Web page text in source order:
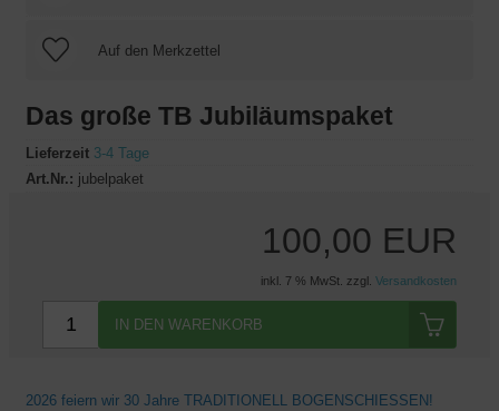
Das große TB Jubiläumspaket
Lieferzeit 3-4 Tage
Art.Nr.: jubelpaket
100,00 EUR
inkl. 7 % MwSt. zzgl. Versandkosten
IN DEN WARENKORB
2026 feiern wir 30 Jahre TRADITIONELL BOGENSCHIESSEN!